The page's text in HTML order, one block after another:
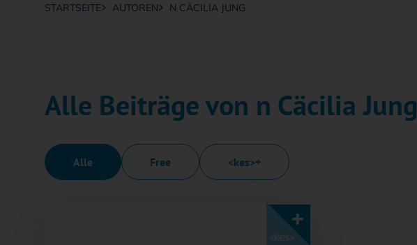
Breadcrumb-Navigation
STARTSEITE AUTOREN N CÄCILIA JUNG
Alle Beiträge von n Cäcilia Jung
Alle Free <kes>+